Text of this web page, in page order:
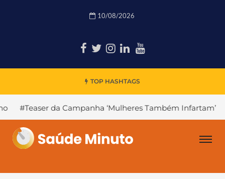
10/08/2026
TOP HASHTAGS
Campanha ‘Mulheres Também Infartam’ #Declínio